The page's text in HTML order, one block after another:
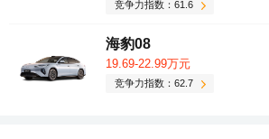
竞争力指数：61.6
海豹08
19.69-22.99万元
竞争力指数：62.7